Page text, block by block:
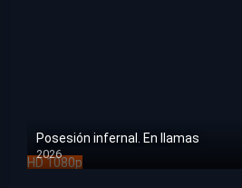
Posesión infernal. En llamas
2026
HD 1080p